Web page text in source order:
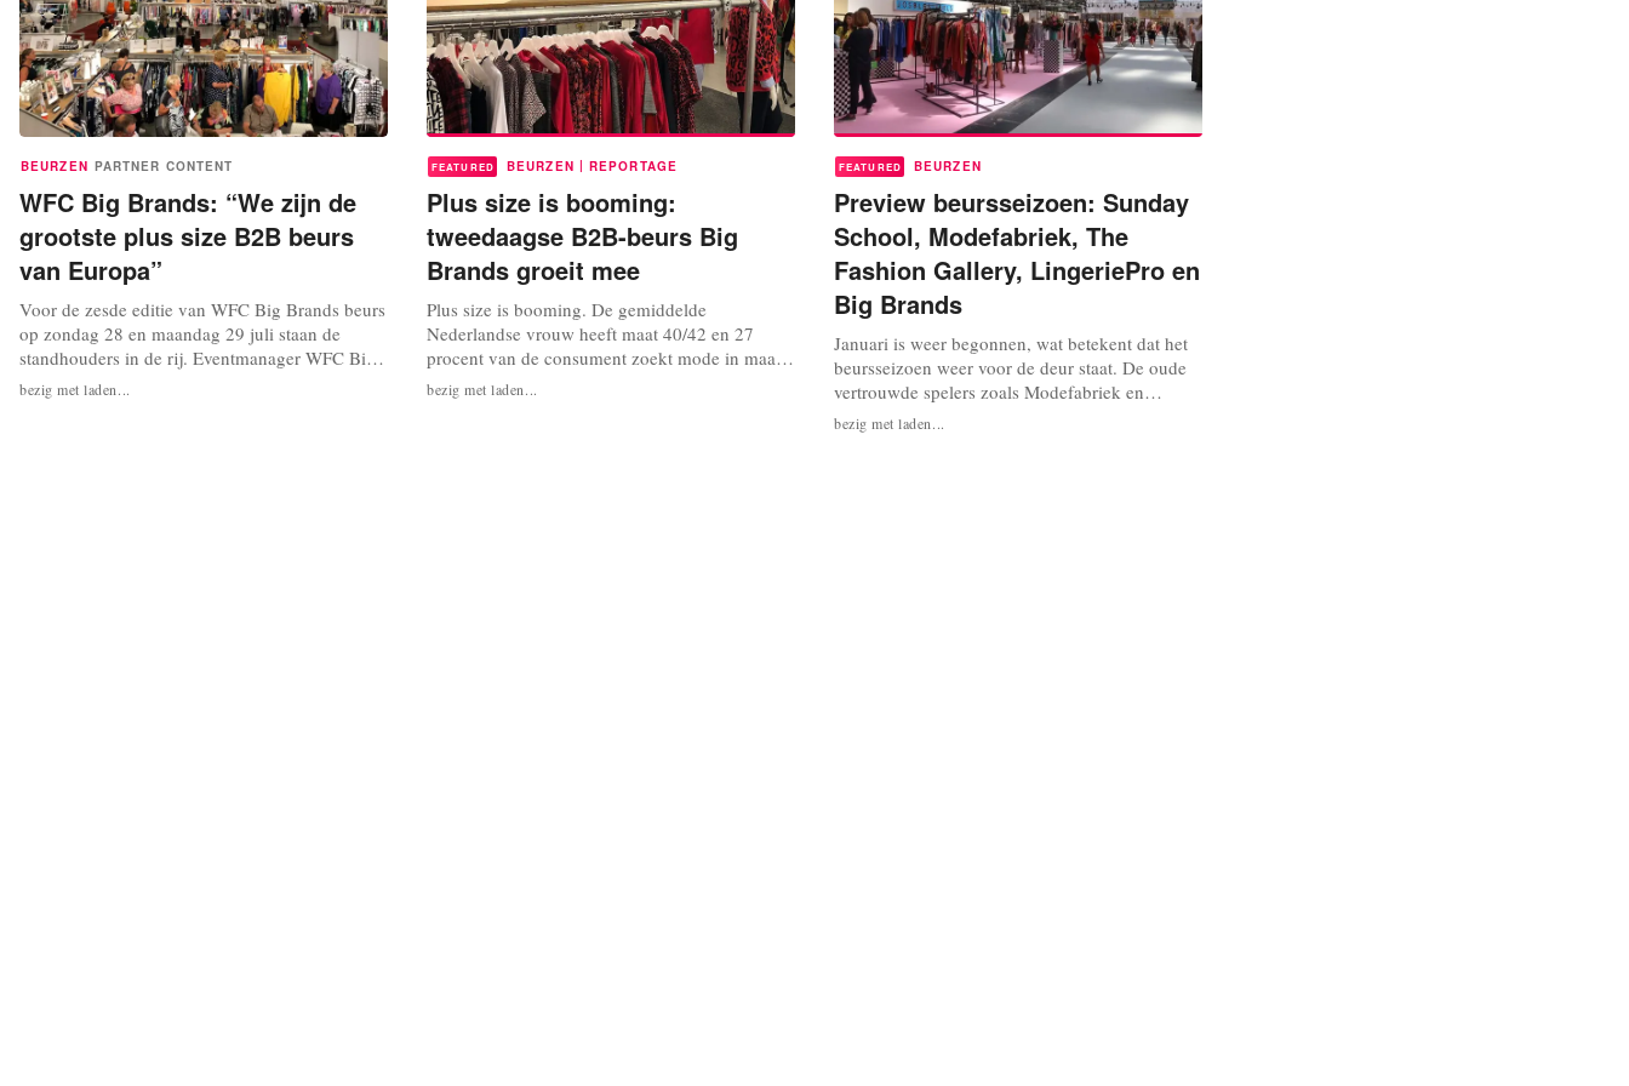
BEURZEN PARTNER CONTENT
WFC Big Brands: “We zijn de
grootste plus size B2B beurs
van Europa”
Voor de zesde editie van WFC Big Brands beurs
op zondag 28 en maandag 29 juli staan de
standhouders in de rij. Eventmanager WFC Big
Brands Mike Cats: “We zijn de grootste curvy
B2B beurs van Europa, die twee keer per jaar in
bezig met laden...
FEATURED BEURZEN | REPORTAGE
Plus size is booming:
tweedaagse B2B-beurs Big
Brands groeit mee
Plus size is booming. De gemiddelde
Nederlandse vrouw heeft maat 40/42 en 27
procent van de consument zoekt mode in maat
48 tot en met 58, zo staat in WFC Big Brands
Magazine geschreven. In de modebranche
bezig met laden...
FEATURED BEURZEN
Preview beursseizoen: Sunday
School, Modefabriek, The
Fashion Gallery, LingeriePro en
Big Brands
Januari is weer begonnen, wat betekent dat het
beursseizoen weer voor de deur staat. De oude
vertrouwde spelers zoals Modefabriek en
LingeriePro keren weer terug en nieuwelingen
Sunday School en WFC Big Brands breiden uit.
bezig met laden...